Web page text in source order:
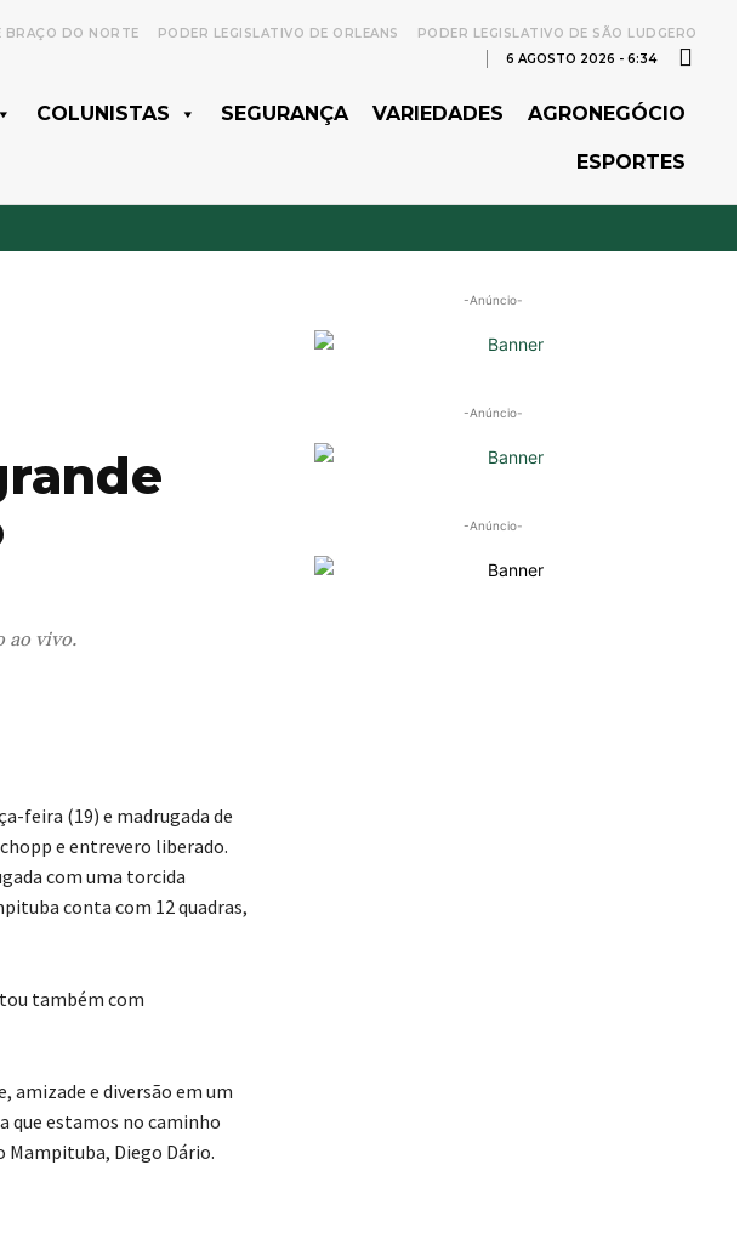
BRAÇO DO NORTE PODER LEGISLATIVO DE ORLEANS
PODER LEGISLATIVO DE SÃO LUDGERO
6 AGOSTO 2026 - 6:34
COLUNISTAS SEGURANÇA VARIEDADES AGRONEGÓCIO
ESPORTES
ao vivo.
feira (19) e madrugada de
e entrevero liberado.
com uma torcida
conta com 12 quadras,
também com
amizade e diversão em um
que estamos no caminho
Mampituba, Diego Dário.
-Anúncio-
-Anúncio-
-Anúncio-